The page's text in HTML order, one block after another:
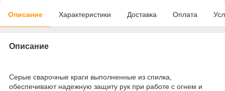
Описание Характеристики Доставка Оплата
Описание
Серые сварочные краги выполненные из спилка,
обеспечивают надежную защиту рук при работе с огнем и